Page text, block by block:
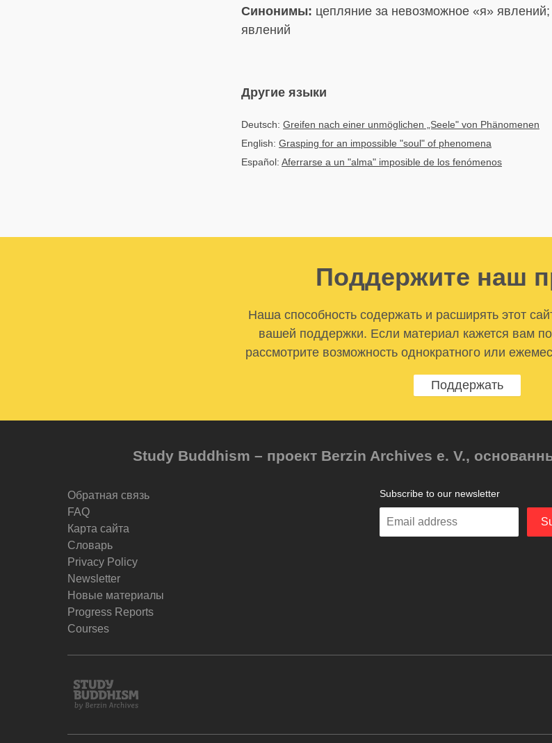
Синонимы: цепляние за невозможное «я»
явлений
Другие языки
Deutsch: Greifen nach einer unmöglichen „Seele" von Phänomenen
English: Grasping for an impossible "soul" of phenomena
Español: Aferrarse a un "alma" imposible de los fenómenos
Поддержите наш
Наша способность содержать и расширять этот
вашей поддержки. Если материал кажется вам
рассмотрите возможность однократного или
Поддержать
Study Buddhism – проект Berzin Archives e. V.,
Обратная связь
FAQ
Карта сайта
Словарь
Privacy Policy
Newsletter
Новые материалы
Progress Reports
Courses
Subscribe to our newsletter
Enter
Study
Buddhism